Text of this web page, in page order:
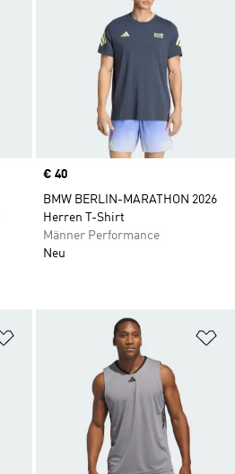
Price
€ 40
BMW BERLIN-MARATHON 2026
Herren T-Shirt
Männer Performance
Neu
Zur Wunschliste hinzufügen